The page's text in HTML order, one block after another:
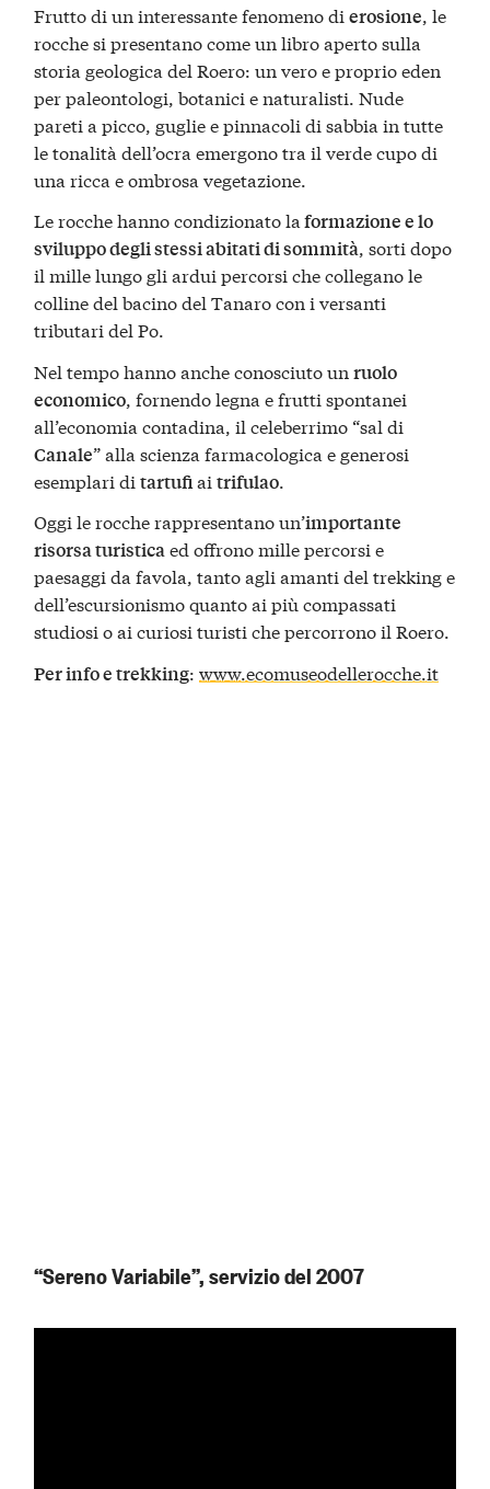
Frutto di un interessante fenomeno dierosione , le
rocche si presentano come un libro aperto sulla
storia geologica del Roero: un vero e proprio eden
per paleontologi, botanici e naturalisti. Nude
pareti a picco, guglie e pinnacoli di sabbia in tutte
le tonalità dell’ocra emergono tra il verde cupo di
una ricca e ombrosa vegetazione.
Le rocche hanno condizionato la formazione e lo
sviluppo degli stessi abitati di sommità, sorti dopo
il mille lungo gli ardui percorsi che collegano le
colline del bacino del Tanaro con i versanti
tributari del Po.
Nel tempo hanno anche conosciuto unruolo
economico, fornendo legna e frutti spontanei
all’economia contadina, il celeberrimo “sal di
Canale” alla scienza farmacologica e generosi
esemplari ditartufiaitrifulao.
Oggi le rocche rappresentano un’importante
risorsa turisticaed offrono mille percorsi e
paesaggi da favola, tanto agli amanti del trekking e
dell’escursionismo quanto ai più compassati
studiosi o ai curiosi turisti che percorrono il Roero.
Per info e trekking:www.ecomuseodellerocche.it
“Sereno Variabile”, servizio del 2007